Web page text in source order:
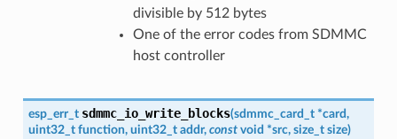
divisible by 512 bytes
One of the error codes from SDMMC
host controller
esp_err_t sdmmc_io_write_blocks(sdmmc_card_t *card,
uint32_t function, uint32_t addr, const void *src, size_t size)